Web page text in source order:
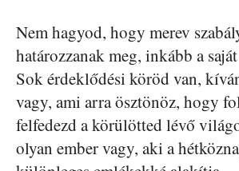
Nem hagyod, hogy merev
határozzanak meg, inkább a
Sok érdeklődési köröd van,
vagy, ami arra ösztönöz, hogy
felfedezd a körülötted lévő
olyan ember vagy, aki a